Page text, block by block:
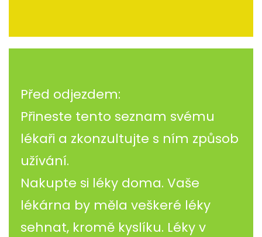
Před odjezdem:
Přineste tento seznam svému
lékaři a zkonzultujte s ním způsob
užívání.
Nakupte si léky doma. Vaše
lékárna by měla veškeré léky
sehnat, kromě kyslíku. Léky v